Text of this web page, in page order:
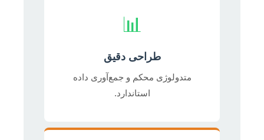
📊
طراحی دقیق
متدولوژی محکم و جمع‌آوری داده
استاندارد.